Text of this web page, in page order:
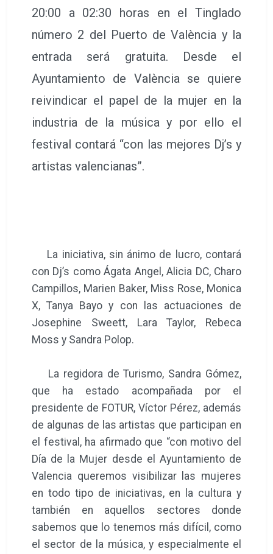
20:00 a 02:30 horas en el Tinglado
número 2 del Puerto de València y la
entrada será gratuita. Desde el
Ayuntamiento de València se quiere
reivindicar el papel de la mujer en la
industria de la música y por ello el
festival contará “con las mejores Dj’s y
artistas valencianas”.
La iniciativa, sin ánimo de lucro, contará
con Dj’s como Ágata Angel, Alicia DC, Charo
Campillos, Marien Baker, Miss Rose, Monica
X, Tanya Bayo y con las actuaciones de
Josephine Sweett, Lara Taylor, Rebeca
Moss y Sandra Polop.
La regidora de Turismo, Sandra Gómez,
que ha estado acompañada por el
presidente de FOTUR, Víctor Pérez, además
de algunas de las artistas que participan en
el festival, ha afirmado que “con motivo del
Día de la Mujer desde el Ayuntamiento de
Valencia queremos visibilizar las mujeres
en todo tipo de iniciativas, en la cultura y
también en aquellos sectores donde
sabemos que lo tenemos más difícil, como
el sector de la música, y especialmente el